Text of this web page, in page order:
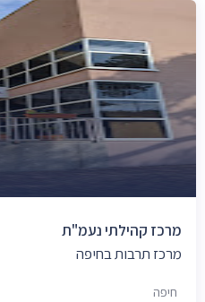
מרכז קהילתי נעמ"ת
מרכז תרבות בחיפה
חיפה